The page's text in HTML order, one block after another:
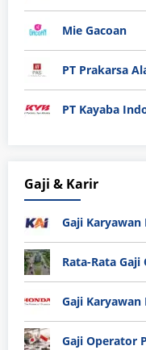
Mie Gacoan
PT Prakarsa
PT Kayaba
Gaji & Karir